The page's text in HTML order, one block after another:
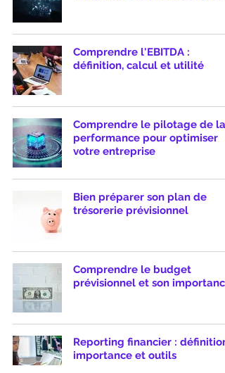
Comprendre l'EBITDA :
définition, calcul et utilité
Comprendre le pilotage de la
performance pour optimiser
votre entreprise
Bien préparer son plan de
trésorerie prévisionnel
Comprendre le budget
prévisionnel et son importance
Reporting financier : définition,
importance et outils